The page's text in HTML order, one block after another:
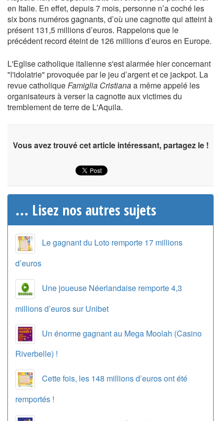
en Italie. En effet, depuis 7 mois, personne n’a coché les
six bons numéros gagnants, d’où une cagnotte qui atteint à
présent 131,5 millions d’euros. Rappelons que le
précédent record éteint de 126 millions d’euros en Europe.
L'Eglise catholique italienne s'est alarmée hier concernant
"l'idolatrie" provoquée par le jeu d’argent et ce jackpot. La
revue catholiqueFamiglia Cristianaa même appelé les
organisateurs à verser la cagnotte aux victimes du
tremblement de terre de L'Aquila.
Vous avez trouvé cet article intéressant, partagez le !
... Lisez nos autres sujets
Le gagnant du Loto remporte 17 millions
d’euros
Une joueuse Néerlandaise remporte 4,3
millions d’euros sur Unibet
Un énorme gagnant au Mega Moolah (Casino
Riverbelle) !
Cette fois, les 148 millions d’euros ont été
remportés !